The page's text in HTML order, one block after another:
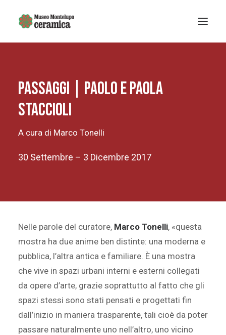
MUSEO DELLA CERAMICA
Museo Archeologico
Arte Contemporanea
La Fondazione
Passaggi | Paolo e Paola
Staccioli
A cura di Marco Tonelli
30 Settembre – 3 Dicembre 2017
Nelle parole del curatore, Marco Tonelli, «questa
mostra ha due anime ben distinte: una moderna e
pubblica, l’altra antica e familiare. È una mostra
che vive in spazi urbani interni e esterni collegati
da opere d’arte, grazie soprattutto al fatto che gli
spazi stessi sono stati pensati e progettati fin
dall’inizio in maniera trasparente, tali cioè da poter
passare naturalmente uno nell’altro, uno vicino